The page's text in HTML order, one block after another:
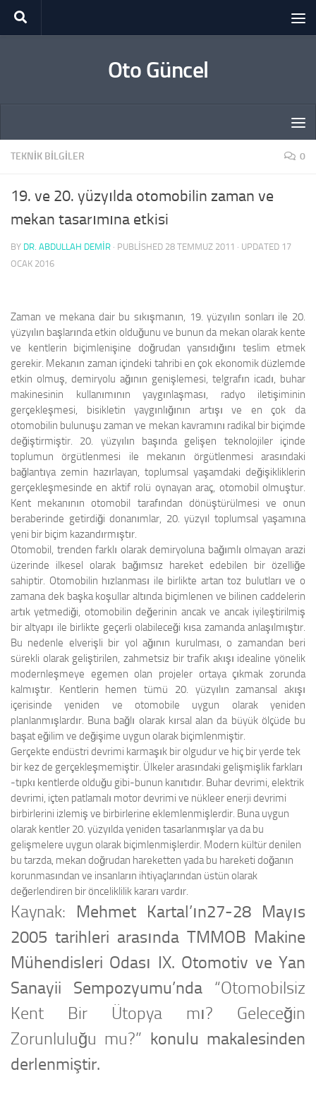
Skip to content
Oto Güncel
TEKNIK BILGILER 0
19. ve 20. yüzyılda otomobilin zaman ve
mekan tasarımına etkisi
BY DR. ABDULLAH DEMİR · PUBLISHED 28 TEMMUZ 2011 · UPDATED 17
OCAK 2016
Zaman ve mekana dair bu sıkışmanın, 19. yüzyılın sonları ile 20.
yüzyılın başlarında etkin olduğunu ve bunun da mekan olarak kente
ve kentlerin biçimlenişine doğrudan yansıdığını teslim etmek
gerekir. Mekanın zaman içindeki tahribi en çok ekonomik düzlemde
etkin olmuş, demiryolu ağının genişlemesi, telgrafın icadı, buhar
makinesinin kullanımının yaygınlaşması, radyo iletişiminin
gerçekleşmesi, bisikletin yaygınlığının artışı ve en çok da
otomobilin bulunuşu zaman ve mekan kavramını radikal bir biçimde
değiştirmiştir. 20. yüzyılın başında gelişen teknolojiler içinde
toplumun örgütlenmesi ile mekanın örgütlenmesi arasındaki
bağlantıya zemin hazırlayan, toplumsal yaşamdaki değişikliklerin
gerçekleşmesinde en aktif rolü oynayan araç, otomobil olmuştur.
Kent mekanının otomobil tarafından dönüştürülmesi ve onun
beraberinde getirdiği donanımlar, 20. yüzyıl toplumsal yaşamına
yeni bir biçim kazandırmıştır.
Otomobil, trenden farklı olarak demiryoluna bağımlı olmayan arazi
üzerinde ilkesel olarak bağımsız hareket edebilen bir özelliğe
sahiptir. Otomobilin hızlanması ile birlikte artan toz bulutları ve o
zamana dek başka koşullar altında biçimlenen ve bilinen caddelerin
artık yetmediği, otomobilin değerinin ancak ve ancak iyileştirilmiş
bir altyapı ile birlikte geçerli olabileceği kısa zamanda anlaşılmıştır.
Bu nedenle elverişli bir yol ağının kurulması, o zamandan beri
sürekli olarak geliştirilen, zahmetsiz bir trafik akışı idealine yönelik
modernleşmeye egemen olan projeler ortaya çıkmak zorunda
kalmıştır. Kentlerin hemen tümü 20. yüzyılın zamansal akışı
içerisinde yeniden ve otomobile uygun olarak yeniden
planlanmışlardır. Buna bağlı olarak kırsal alan da büyük ölçüde bu
başat eğilim ve değişime uygun olarak biçimlenmiştir.
Gerçekte endüstri devrimi karmaşık bir olgudur ve hiç bir yerde tek
bir kez de gerçekleşmemiştir. Ülkeler arasındaki gelişmişlik farkları
-tıpkı kentlerde olduğu gibi-bunun kanıtıdır. Buhar devrimi, elektrik
devrimi, içten patlamalı motor devrimi ve nükleer enerji devrimi
birbirlerini izlemiş ve birbirlerine eklemlenmişlerdir. Buna uygun
olarak kentler 20. yüzyılda yeniden tasarlanmışlar ya da bu
gelişmelere uygun olarak biçimlenmişlerdir. Modern kültür denilen
bu tarzda, mekan doğrudan hareketten yada bu hareketi doğanın
korunmasından ve insanların ihtiyaçlarından üstün olarak
değerlendiren bir önceliklilik kararı vardır.
Kaynak: Mehmet Kartal’ın27-28 Mayıs
2005 tarihleri arasında TMMOB Makine
Mühendisleri Odası IX. Otomotiv ve Yan
Sanayii Sempozyumu’nda “Otomobilsiz
Kent Bir Ütopya mı? Geleceğin
Zorunluluğu mu?” konulu makalesinden
derlenmiştir.